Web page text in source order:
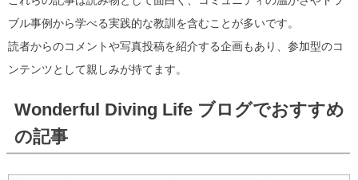
ブル事例から学べる実践的な教訓を含むことが多いです。
読者からのコメントや写真投稿を紹介する企画もあり、参加型のコ
ンテンツとして親しみが持てます。
Wonderful Diving Life ブログでおすすめ
の記事